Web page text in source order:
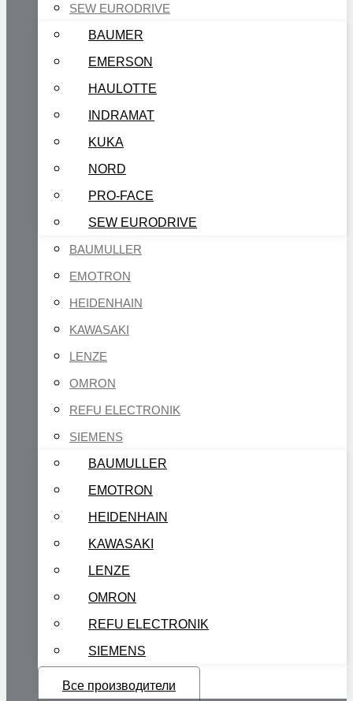
SEW EURODRIVE
BAUMER
EMERSON
HAULOTTE
INDRAMAT
KUKA
NORD
PRO-FACE
SEW EURODRIVE
BAUMULLER
EMOTRON
HEIDENHAIN
KAWASAKI
LENZE
OMRON
REFU ELECTRONIK
SIEMENS
BAUMULLER
EMOTRON
HEIDENHAIN
KAWASAKI
LENZE
OMRON
REFU ELECTRONIK
SIEMENS
Все производители